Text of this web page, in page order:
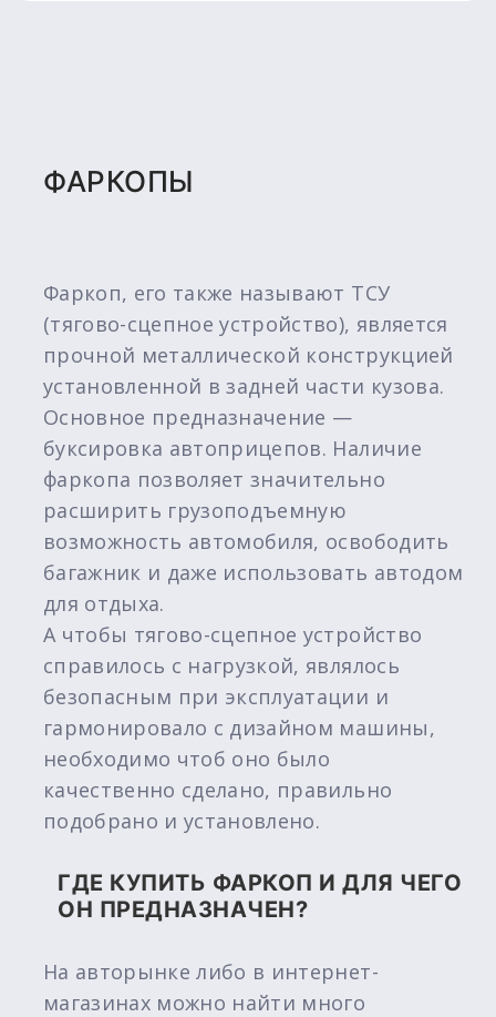
ФАРКОПЫ
Фаркоп, его также называют ТСУ
(тягово-сцепное устройство), является
прочной металлической конструкцией
установленной в задней части кузова.
Основное предназначение —
буксировка автоприцепов. Наличие
фаркопа позволяет значительно
расширить грузоподъемную
возможность автомобиля, освободить
багажник и даже использовать автодом
для отдыха.
А чтобы тягово-сцепное устройство
справилось с нагрузкой, являлось
безопасным при эксплуатации и
гармонировало с дизайном машины,
необходимо чтоб оно было
качественно сделано, правильно
подобрано и установлено.
ГДЕ КУПИТЬ ФАРКОП И ДЛЯ ЧЕГО
ОН ПРЕДНАЗНАЧЕН?
На авторынке либо в интернет-
магазинах можно найти много